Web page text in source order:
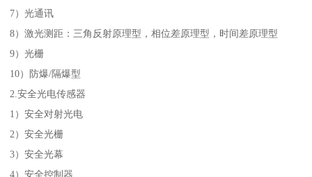
7）光通讯
8）激光测距：三角反射原理型，相位差原理型，时间差原理型
9）光栅
10）防爆/隔爆型
2.安全光电传感器
1）安全对射光电
2）安全光栅
3）安全光幕
4）安全控制器